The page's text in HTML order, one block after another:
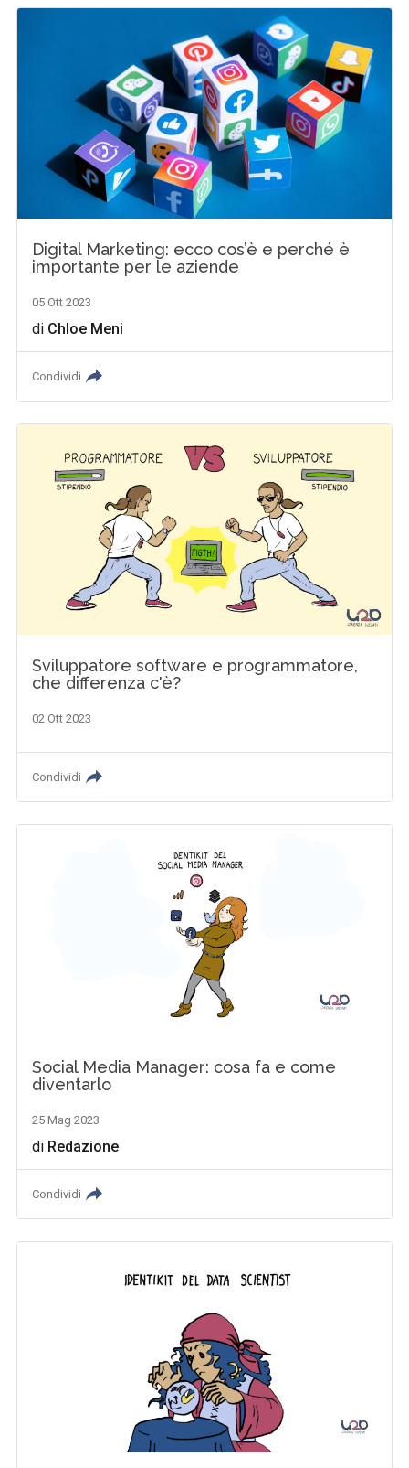
Digital Marketing: ecco cos’è e perché è
importante per le aziende
05 Ott 2023
di Chloe Meni
Condividi
Sviluppatore software e programmatore,
che differenza c'è?
02 Ott 2023
Condividi
Social Media Manager: cosa fa e come
diventarlo
25 Mag 2023
di Redazione
Condividi